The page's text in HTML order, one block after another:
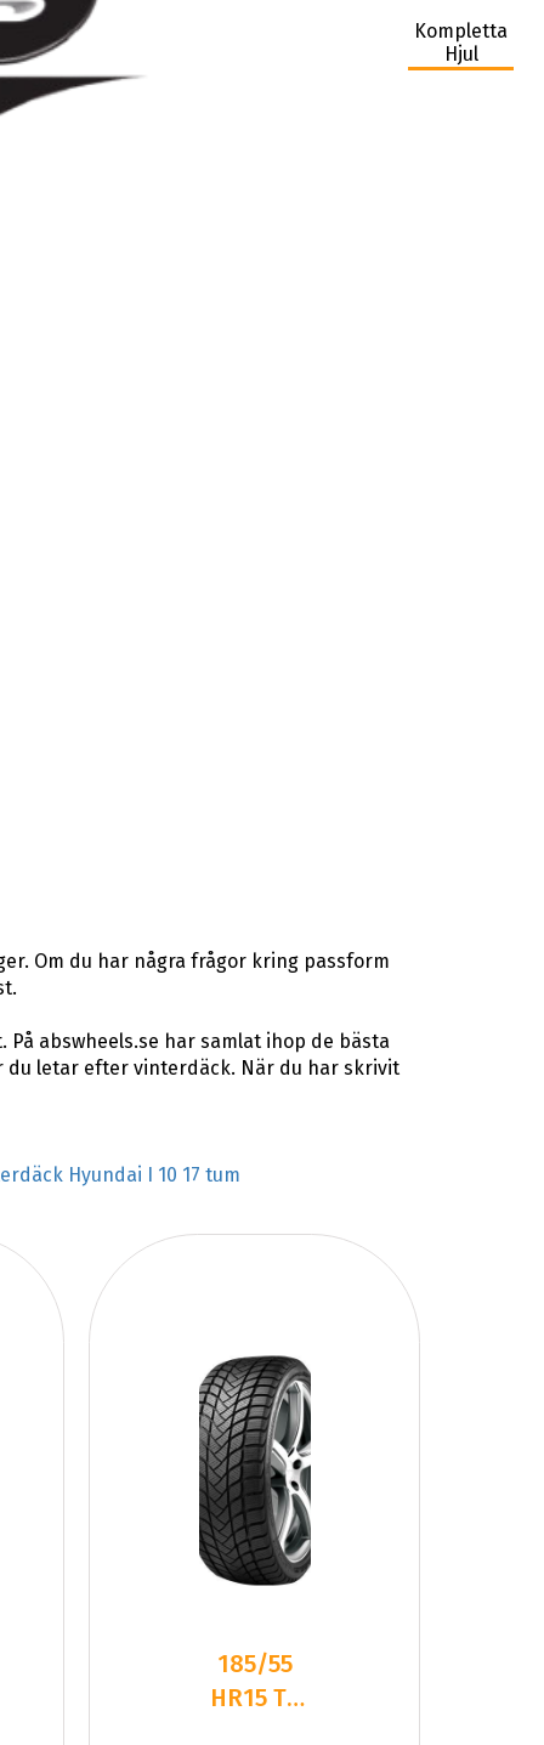
Kompletta
Hjul
Om du har några frågor kring passform
abswheels.se har samlat ihop de bästa
du letar efter vinterdäck. När du har skrivit
Hyundai I 10 17 tum
185/55
HR15 TL